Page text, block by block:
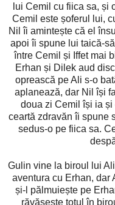
lui Cemil cu fiica sa, și
Cemil este șoferul lui,
Nil îi amintește că el
apoi îi spune lui taică-
între Cemil și Iffet mai
Erhan și Dilek aud
oprească pe Ali s-o
aplanează, dar Nil își
doua zi Cemil își ia și
ceartă zdravăn îi spune
sedus-o pe fiica sa.
Gulin vine la biroul lui
aventura cu Erhan, dar
și-l pălmuiește pe
răvășește totul în